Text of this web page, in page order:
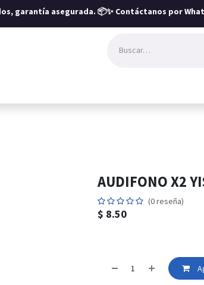
garantía asegurada. 📦✨ Contáctanos por
AUDIFONO X2
(0 reseña)
$ 8.50